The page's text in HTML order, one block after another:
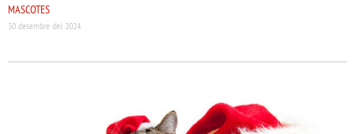
MASCOTES
30 desembre del 2024